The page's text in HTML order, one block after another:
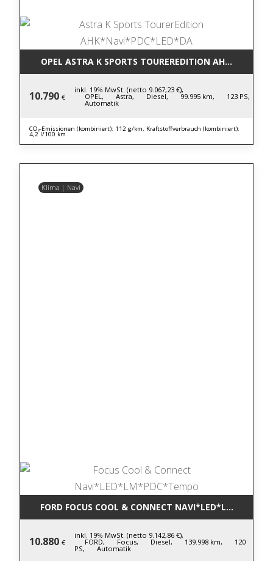
OPEL ASTRA K SPORTS TOUREREDITION
10.790 €
inkl. 19% MwSt. (netto 9.067,23 €),
OPEL, Astra, Diesel, 99.995 km, 123 PS,
Automatik
CO₂-Emissionen (kombiniert): 112 g/km, Kraftstoffverbrauch (kombiniert):
4,2 l/100 km
Klima | Navi
FORD FOCUS COOL & CONNECT
10.880 €
inkl. 19% MwSt. (netto 9.142,86 €),
FORD, Focus, Diesel, 139.998 km, 120
PS, Automatik